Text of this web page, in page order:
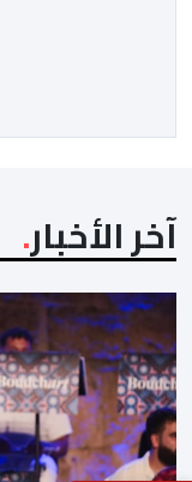
مشاركته […]
آخر الأخبار